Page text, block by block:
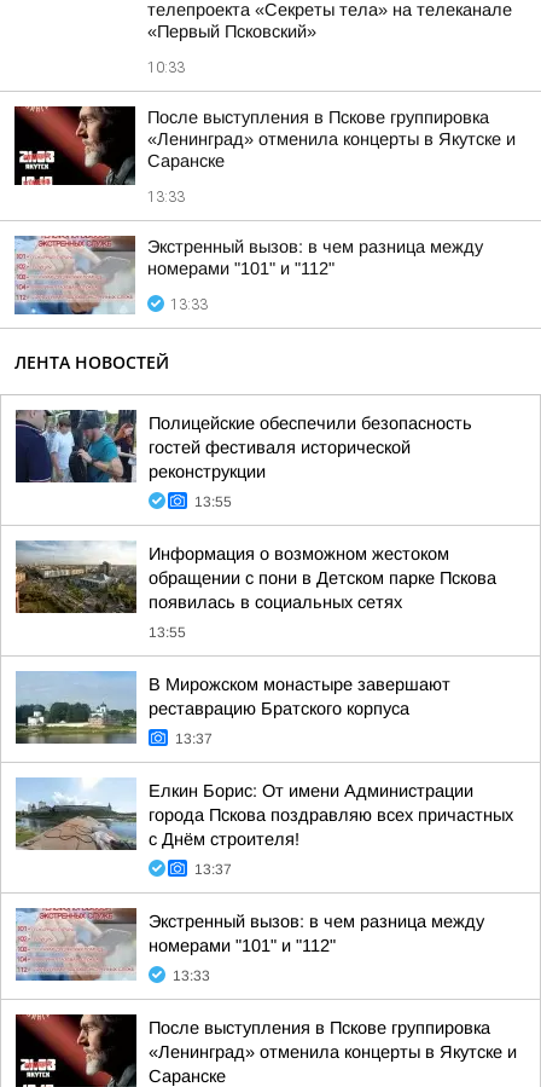
телепроекта «Секреты тела» на телеканале
«Первый Псковский»
10:33
После выступления в Пскове группировка
«Ленинград» отменила концерты в Якутске и
Саранске
13:33
Экстренный вызов: в чем разница между
номерами "101" и "112"
13:33
ЛЕНТА НОВОСТЕЙ
Полицейские обеспечили безопасность
гостей фестиваля исторической
реконструкции
13:55
Информация о возможном жестоком
обращении с пони в Детском парке Пскова
появилась в социальных сетях
13:55
В Мирожском монастыре завершают
реставрацию Братского корпуса
13:37
Елкин Борис: От имени Администрации
города Пскова поздравляю всех причастных
с Днём строителя!
13:37
Экстренный вызов: в чем разница между
номерами "101" и "112"
13:33
После выступления в Пскове группировка
«Ленинград» отменила концерты в Якутске и
Саранске